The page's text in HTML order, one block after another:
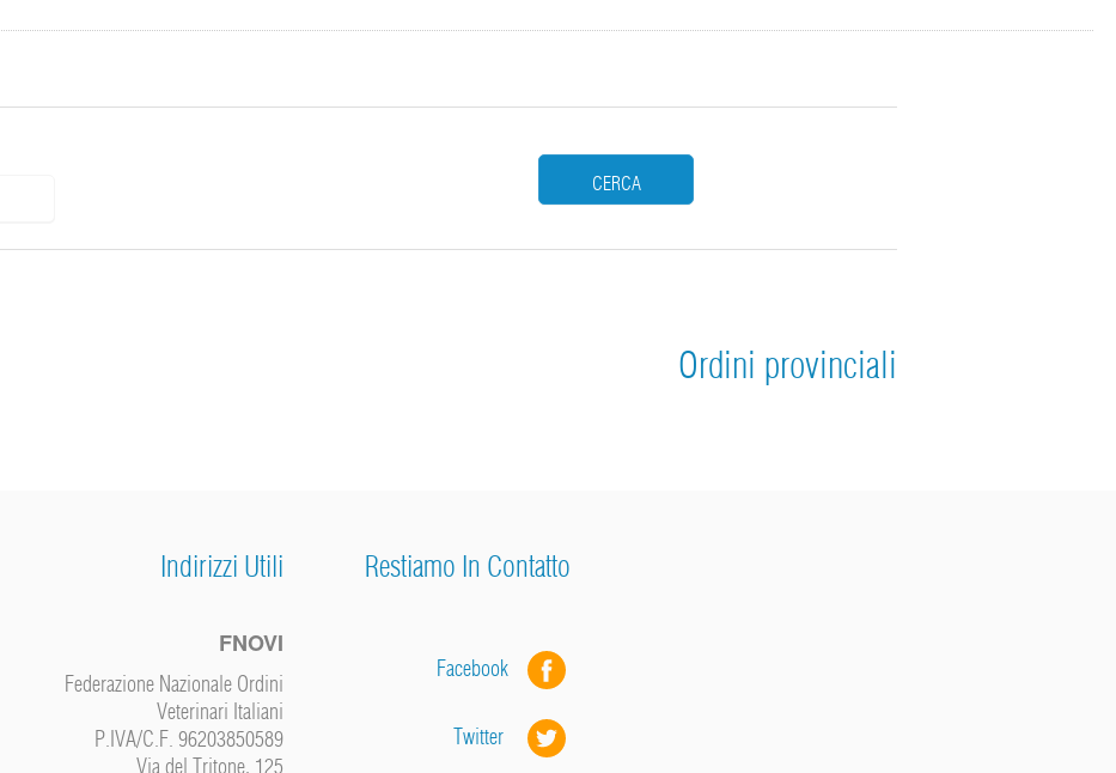
CERCA
Ordini provinciali
Indirizzi Utili
FNOVI
Federazione Nazionale Ordini
Veterinari Italiani
P.IVA/C.F. 96203850589
Via del Tritone, 125
Restiamo In Contatto
Facebook
Twitter